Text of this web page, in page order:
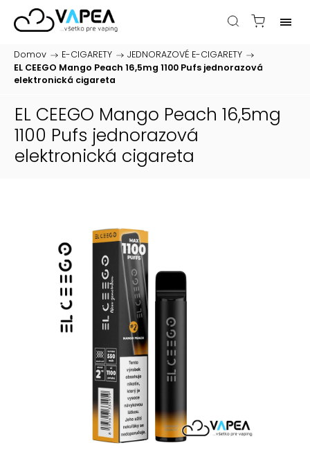
Domov / E-CIGARETY / JEDNORAZOVÉ E-CIGARETY /
EL CEEGO Mango Peach 16,5mg 1100 Pufs jednorazová
elektronická cigareta
EL CEEGO Mango Peach 16,5mg
1100 Pufs jednorazová
elektronická cigareta